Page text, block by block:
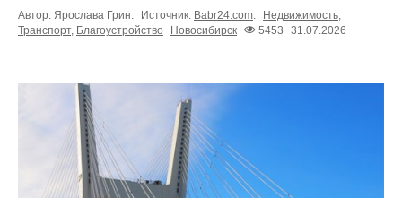
Автор: Ярослава Грин. Источник: Babr24.com. Недвижимость,
Транспорт, Благоустройство Новосибирск 5453 31.07.2026